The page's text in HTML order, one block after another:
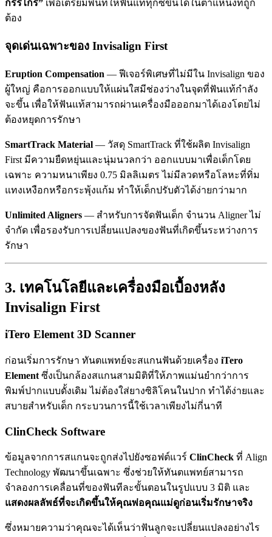
กรรไกร” เพื่อเตรียมพื้นที่ให้ฟันแท้ทุกซี่ขึ้นได้ในตำแหน่งที่ถูก
ต้อง
จุดเด่นเฉพาะของ Invisalign First
Eruption Compensation — ฟีเจอร์พิเศษที่ไม่มีใน Invisalign ของ
ผู้ใหญ่ คือการออกแบบให้แผ่นใสมีช่องว่างในจุดที่ฟันแท้กำลัง
จะขึ้น เพื่อให้ฟันแท้สามารถผ่านเครื่องมือออกมาได้เองโดยไม่
ต้องหยุดการรักษา
SmartTrack Material — วัสดุ SmartTrack ที่ใช้ผลิต Invisalign
First มีความยืดหยุ่นและนุ่มนวลกว่า ออกแบบมาเพื่อเด็กโดย
เฉพาะ ความหนาเพียง 0.75 มิลลิเมตร ไม่มีลวดหรือโลหะที่ทิ่ม
แทงเหงือกหรือกระพุ้งแก้ม ทำให้เด็กปรับตัวได้ง่ายกว่ามาก
Unlimited Aligners — สำหรับการจัดฟันเด็ก จำนวน Aligner ไม่
จำกัด เพื่อรองรับการเปลี่ยนแปลงของฟันที่เกิดขึ้นระหว่างการ
รักษา
3. เทคโนโลยีและเครื่องมือเบื้องหลัง
Invisalign First
iTero Element 3D Scanner
ก่อนเริ่มการรักษา ทันตแพทย์จะสแกนฟันด้วยเครื่อง iTero
Element ซึ่งเป็นกล้องสแกนสามมิติที่ให้ภาพแม่นยำกว่าการ
พิมพ์ปากแบบดั้งเดิม ไม่ต้องใส่ยางซิลิโคนในปาก ทำได้ง่ายและ
สบายสำหรับเด็ก กระบวนการนี้ใช้เวลาเพียงไม่กี่นาที
ClinCheck Software
ข้อมูลจากการสแกนจะถูกส่งไปยังซอฟต์แวร์ ClinCheck ที่ Align
Technology พัฒนาขึ้นเฉพาะ ซึ่งช่วยให้ทันตแพทย์สามารถ
จำลองการเคลื่อนที่ของฟันทีละขั้นตอนในรูปแบบ 3 มิติ และ
แสดงผลลัพธ์ที่จะเกิดขึ้นให้คุณพ่อคุณแม่ดูก่อนเริ่มรักษาจริง
ซึ่งหมายความว่าคุณจะได้เห็นว่าฟันลูกจะเปลี่ยนแปลงอย่างไร